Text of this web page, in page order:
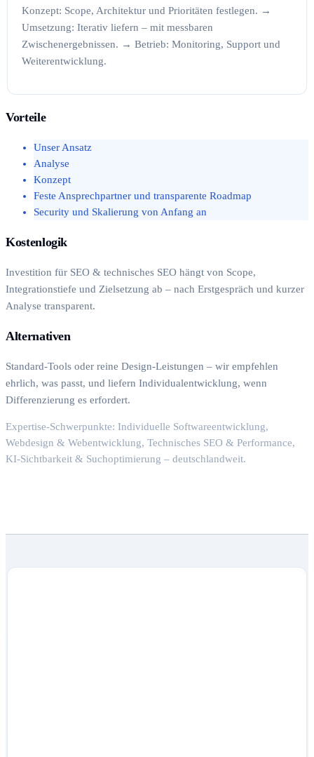
Konzept: Scope, Architektur und Prioritäten festlegen. →
Umsetzung: Iterativ liefern – mit messbaren
Zwischenergebnissen. → Betrieb: Monitoring, Support und
Weiterentwicklung.
Vorteile
Unser Ansatz
Analyse
Konzept
Feste Ansprechpartner und transparente Roadmap
Security und Skalierung von Anfang an
Kostenlogik
Investition für SEO & technisches SEO hängt von Scope,
Integrationstiefe und Zielsetzung ab – nach Erstgespräch und kurzer
Analyse transparent.
Alternativen
Standard-Tools oder reine Design-Leistungen – wir empfehlen
ehrlich, was passt, und liefern Individualentwicklung, wenn
Differenzierung es erfordert.
Expertise-Schwerpunkte: Individuelle Softwareentwicklung,
Webdesign & Webentwicklung, Technisches SEO & Performance,
KI-Sichtbarkeit & Suchoptimierung – deutschlandweit.